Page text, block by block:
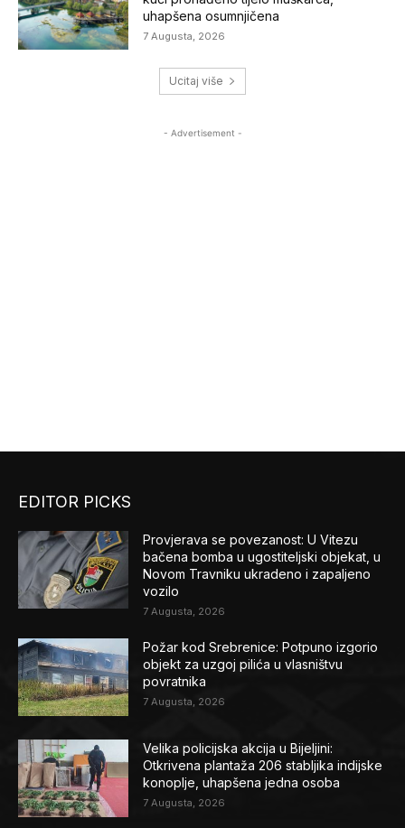
uhapšena osumnjičena
7 Augusta, 2026
Ucitaj više
- Advertisement -
EDITOR PICKS
Provjerava se povezanost: U Vitezu
bačena bomba u ugostiteljski objekat, u
Novom Travniku ukradeno i zapaljeno
vozilo
7 Augusta, 2026
Požar kod Srebrenice: Potpuno izgorio
objekt za uzgoj pilića u vlasništvu
povratnika
7 Augusta, 2026
Velika policijska akcija u Bijeljini:
Otkrivena plantaža 206 stabljika indijske
konoplje, uhapšena jedna osoba
7 Augusta, 2026